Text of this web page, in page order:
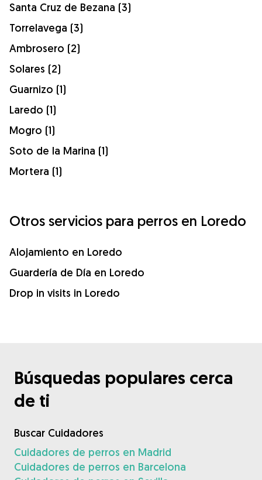
Santa Cruz de Bezana (3)
Torrelavega (3)
Ambrosero (2)
Solares (2)
Guarnizo (1)
Laredo (1)
Mogro (1)
Soto de la Marina (1)
Mortera (1)
Otros servicios para perros en Loredo
Alojamiento en Loredo
Guardería de Día en Loredo
Drop in visits in Loredo
Búsquedas populares cerca
de ti
Buscar Cuidadores
Cuidadores de perros en Madrid
Cuidadores de perros en Barcelona